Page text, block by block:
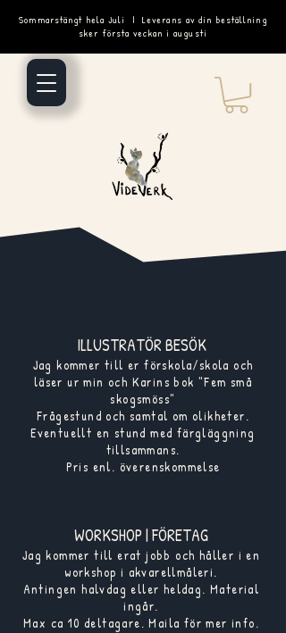
Sommarstängt hela Juli | Leverans av din beställning
sker första veckan i augusti
ILLUSTRATÖR BESÖK
Jag kommer till er förskola/skola och
läser ur min och Karins bok "Fem små
skogsmöss"
Frågestund och samtal om olikheter.
Eventuellt en stund med färgläggning
tillsammans.
Pris enl. överenskommelse
WORKSHOP | FÖRETAG
Jag kommer till erat jobb och håller i en
workshop i akvarellmåleri.
Antingen halvdag eller heldag. Material
ingår.
Max ca 10 deltagare. Maila för mer info.